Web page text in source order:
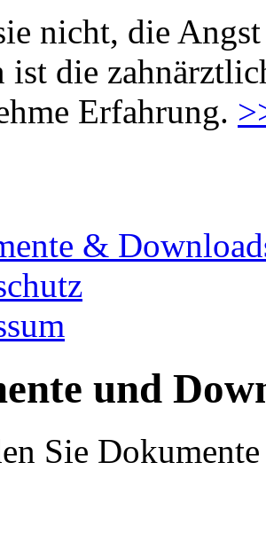
nicht, die
ist die
Erfahrung.
&
und
Sie